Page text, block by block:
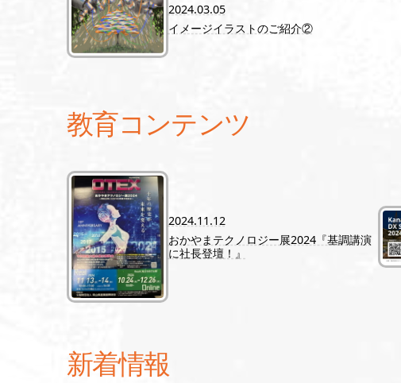
2024.03.05
イメージイラストのご紹介②
教育コンテンツ
2024.11.12
おかやまテクノロジー展2024『基調講演
に社長登壇！』
新着情報